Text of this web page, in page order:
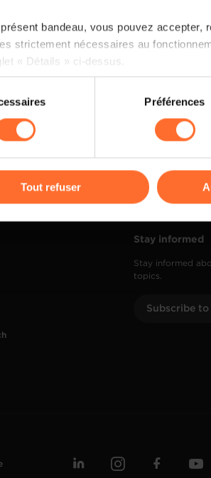
bandeau, vous pouvez accepter,
strictement nécessaires au
« Détails » ci-dessus.
que la navigation sur le site et
des préférences de lecture
de tous les cookies ou des cookies
chaque page.
vous pouvez consulter notre
Préférences
Tout refuser
Stay informed
Stay informed
topics.
Subscribe